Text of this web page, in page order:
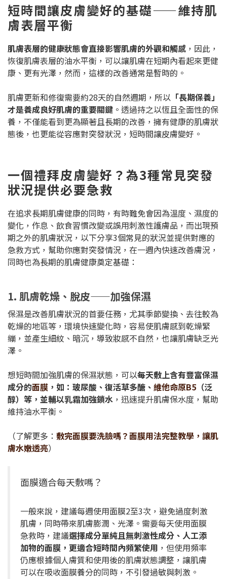
短時間讓皮膚變好的基礎——維持肌
膚表層平衡
肌膚表層的健康狀態會直接影響肌膚的外觀和觸感 ，因此，
恢復肌膚表層的油水平衡，可以讓肌膚在短期內看起來更健
康、更有光澤，然而，這樣的改善通常是暫時的。
肌膚更新和修復需要約28天的自然週期，所以 「長期保養」
才是養成良好肌膚的重要關鍵 。透過持之以恆且全面性的保
養，不僅能看到更為顯著且長期的改善，擁有健康的肌膚狀
態後，也更能從容應對突發狀況，短時間讓皮膚變好。
一個禮拜皮膚變好？為3種常見突發
狀況提供必要急救
在追求長期肌膚健康的同時，有時難免會因為溫度、濕度的
變化，作息、飲食習慣改變或誤用刺激性護膚品，而出現預
期之外的肌膚狀況，以下分享3個常見的狀況並提供對應的
急救方式，幫助你應對突發情況，在一週內快速改善膚況，
同時也為長期的肌膚健康奠定基礎：
1. 肌膚乾燥、脫皮——加強保濕
保濕是改善肌膚狀況的首要任務，尤其季節變換、去往較為
乾燥的地區等，環境快速變化時，容易使肌膚感到乾燥緊
繃，並產生細紋、暗沉，導致妝感不自然，也讓肌膚缺乏光
澤。
想短時間加強肌膚的保濕狀態，可以每天敷上含有豐富保濕
成分的面膜 ，如：玻尿酸、復活草多醣、 維他命原B5 （泛
醇）等，並輔以乳霜加強鎖水 ，迅速提升肌膚保水度，幫助
維持油水平衡。
（了解更多： 敷完面膜要洗臉嗎？面膜用法完整教學，讓肌
膚水嫩透亮）
面膜適合每天敷嗎？
一般來說，建議每週使用面膜2至3次，避免過度刺激
肌膚，同時帶來肌膚膨潤、光澤。需要每天使用面膜
急救時，建議選擇成分單純且無刺激性成分、人工添
加物的面膜，更適合短時間內頻繁使用 ，但使用頻率
仍應根據個人膚質和使用後的肌膚狀態調整，讓肌膚
可以在吸收面膜養分的同時，不引發過敏與刺激。